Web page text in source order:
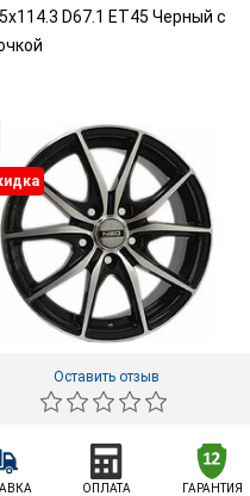
D67.1 ET45 Черный с
Оставить отзыв
ОПЛАТА ГАРАНТИЯ